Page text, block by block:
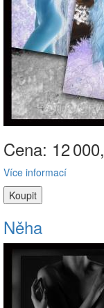
Cena: 12
Více informací
Něha